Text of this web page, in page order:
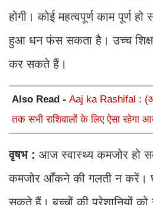
होगी। कोई महत्वपूर्ण काम पूर्ण
हुआ धन फंस सकता है। उच्च
कर सकते हैं।
Also Read - Aaj ka Rashifal :
तक सभी राशिवालों के लिए ऐसा रहेगा
वृषभ : आज स्वास्थ्य कमजोर हो
कमजोर आँकने की गलती न करें।
सकते हैं। बच्चों की परेशानियों